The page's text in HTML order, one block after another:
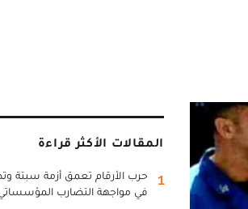
المقالات الأكثر قراءة
1
حرب الأرقام تعمق أزمة سبتة
في مواجهة التضارب